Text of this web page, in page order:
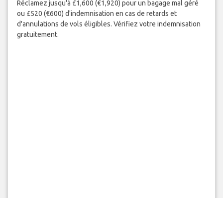
Réclamez jusqu'à £1,600 (€1,920) pour un bagage mal géré
ou £520 (€600) d'indemnisation en cas de retards et
d'annulations de vols éligibles. Vérifiez votre indemnisation
gratuitement.